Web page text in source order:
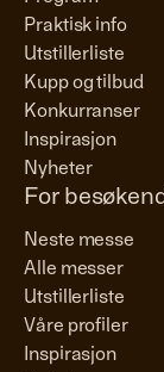
Praktisk info
Utstillerliste
Kupp og tilbud
Konkurranser
Inspirasjon
Nyheter
For
Neste messe
Alle messer
Utstillerliste
Våre profiler
Inspirasjon